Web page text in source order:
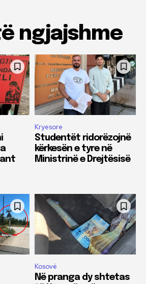
ngjajshme
Kryesore
Studentët ridorëzojnë
kërkesën e tyre në
Ministrinë e Drejtësisë
Kosovë
Në pranga dy shtetas